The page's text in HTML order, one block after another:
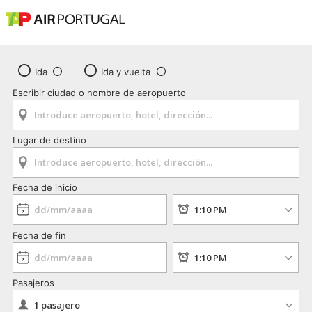
Ida
Ida y vuelta
Escribir ciudad o nombre de aeropuerto
Lugar de destino
Fecha de inicio
Fecha de fin
Pasajeros